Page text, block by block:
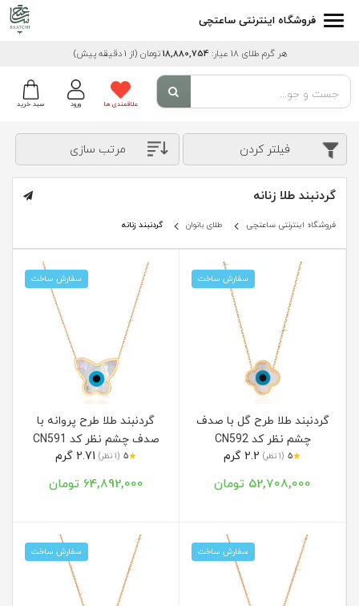
فروشگاه اینترنتی ساعتچی
هر گرم طلای 18 عیار: 18,880,754 تومان (از 1 دقیقه پیش)
سبد خرید ورود علاقمندی ها
فیلتر کردن مرتب سازی
گردنبند طلا زنانه
فروشگاه اینترنتی ساعتچی طلای بانوان گردنبند زنانه
سفارش ساخت
گردنبند طلا طرح گل با صدف
چشم نظر کد CN592
★
5 (1 نظر)
52,708,000 تومان
سفارش ساخت
گردنبند طلا طرح پروانه با
صدف چشم نظر کد CN591
★
5 (1 نظر)
64,892,000 تومان
سفارش ساخت سفارش ساخت